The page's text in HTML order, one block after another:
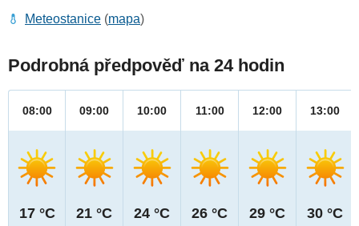
Meteostanice (mapa)
Podrobná předpověď na 24 hodin
08:00
17 °C
09:00
21 °C
10:00
24 °C
11:00
26 °C
12:00
29 °C
13:00
30 °C